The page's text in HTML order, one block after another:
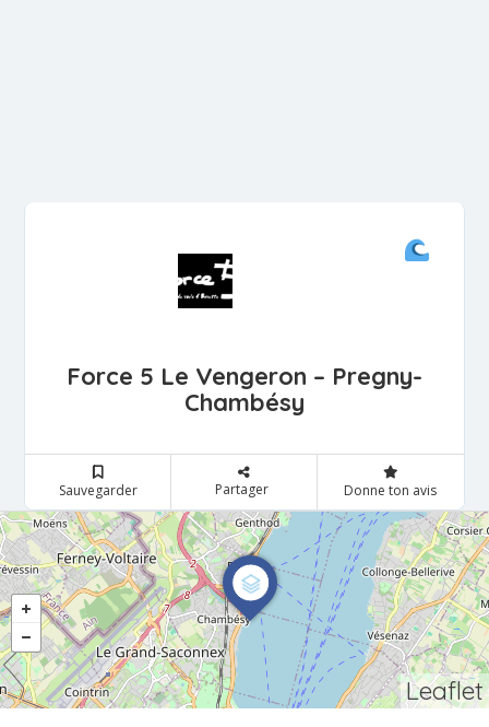
Force 5 Le Vengeron – Pregny-
Chambésy
Sauvegarder Partager Donne ton avis
Leaflet